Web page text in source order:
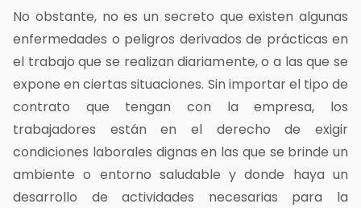
No obstante, no es un secreto que existen algunas
enfermedades o peligros derivados de prácticas en
el trabajo que se realizan diariamente, o a las que se
expone en ciertas situaciones. Sin importar el tipo de
contrato que tengan con la empresa, los
trabajadores están en el derecho de exigir
condiciones laborales dignas en las que se brinde un
ambiente o entorno saludable y donde haya un
desarrollo de actividades necesarias para la